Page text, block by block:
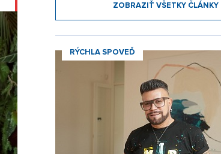
ZOBRAZIŤ VŠETKY ČLÁNKY
RÝCHLA SPOVEĎ